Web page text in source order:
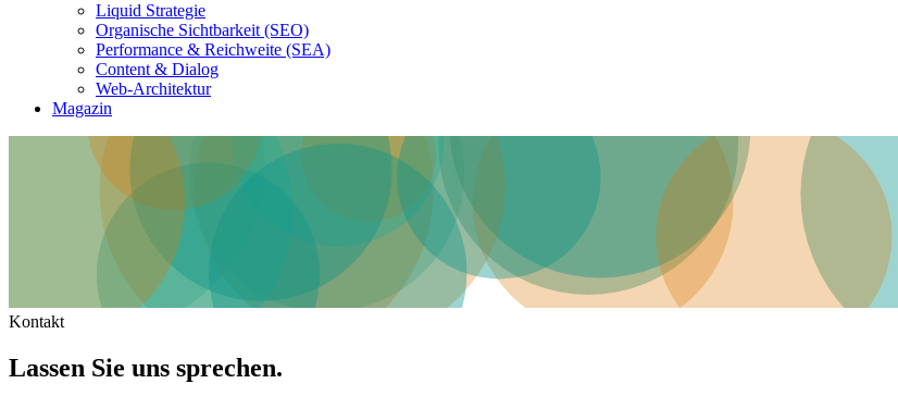
Liquid Strategie
Organische Sichtbarkeit (SEO)
Performance & Reichweite (SEA)
Content & Dialog
Web-Architektur
Magazin
Kontakt
Lassen Sie uns sprechen.